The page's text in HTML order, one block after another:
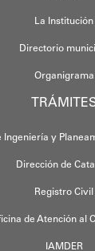
La Institución
Directorio
Organigrama
Ingeniería y
Dirección de
Registro Civil
de Atención al
IAMDER